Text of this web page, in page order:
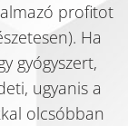
profitot
Ha
gyógyszert,
ugyanis a
olcsóbban